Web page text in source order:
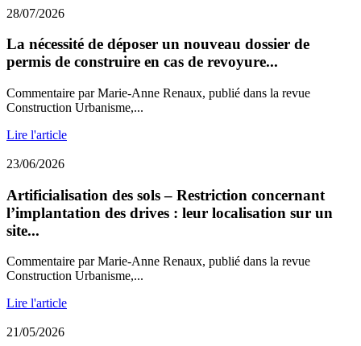
28/07/2026
La nécessité de déposer un nouveau dossier de
permis de construire en cas de revoyure...
Commentaire par Marie-Anne Renaux, publié dans la revue
Construction Urbanisme,...
Lire l'article
23/06/2026
Artificialisation des sols – Restriction concernant
l’implantation des drives : leur localisation sur un
site...
Commentaire par Marie-Anne Renaux, publié dans la revue
Construction Urbanisme,...
Lire l'article
21/05/2026